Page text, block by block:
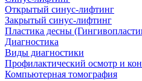
Открытый синус-лифтинг
Закрытый синус-лифтинг
Пластика десны
Диагностика
Виды диагностики
Профилактический осмотр и
Компьютерная томография